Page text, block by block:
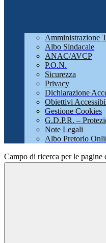
Amministrazione
Albo Sindacale
ANAC/AVCP
P.O.N.
Sicurezza
Privacy
Dichiarazione
Obiettivi
Gestione Cookies
G.D.P.R. –
Note Legali
Albo Pretorio
Campo di ricerca per le pagine